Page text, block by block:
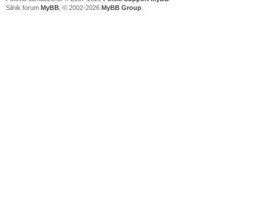
Silnik forum MyBB , © 2002-2026 MyBB Group